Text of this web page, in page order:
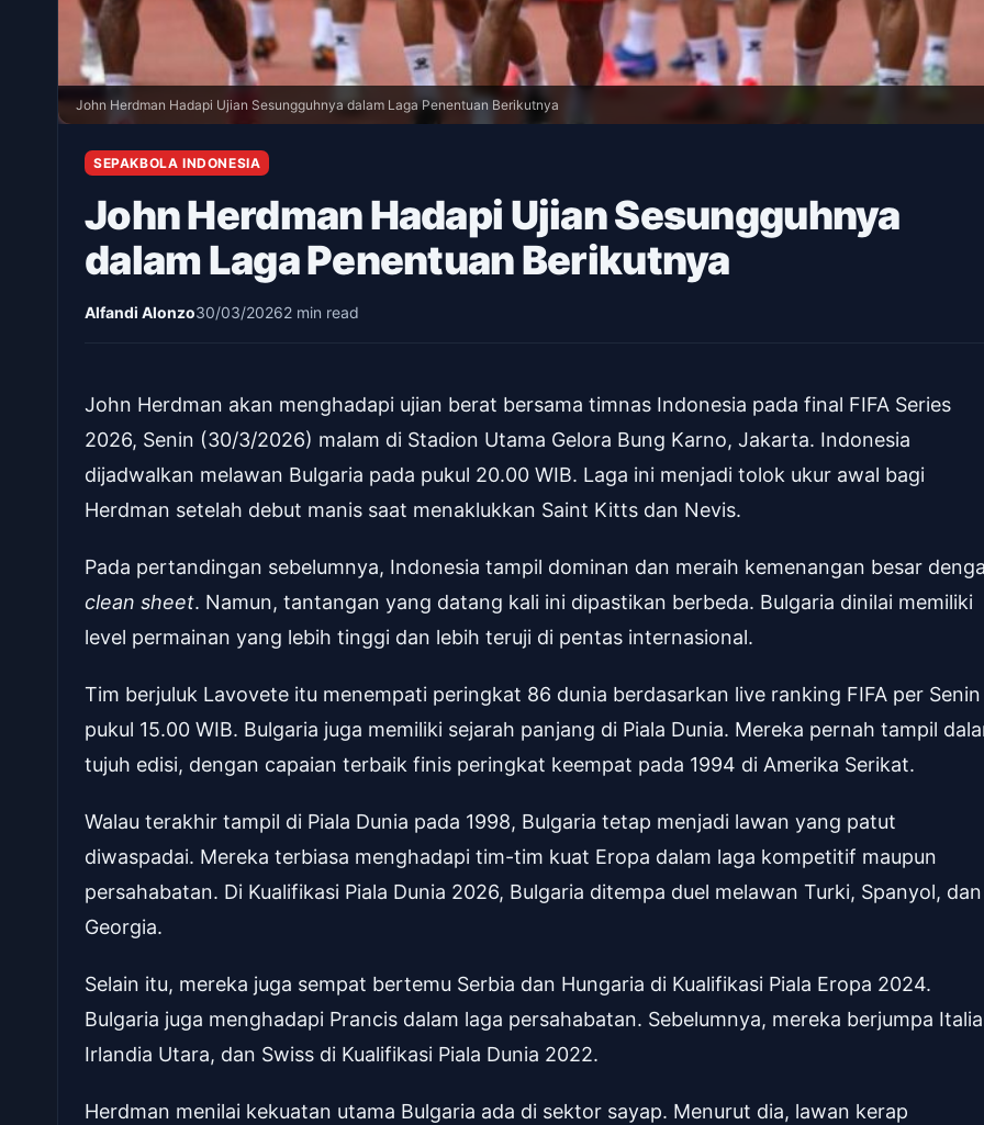
John Herdman Hadapi Ujian Sesungguhnya dalam Laga Penentuan Berikutnya
SEPAKBOLA INDONESIA
John Herdman Hadapi Ujian Sesungguhnya
dalam Laga Penentuan Berikutnya
Alfandi Alonzo30/03/20262 min read
John Herdman akan menghadapi ujian berat bersama timnas Indonesia pada final FIFA Series
2026, Senin (30/3/2026) malam di Stadion Utama Gelora Bung Karno, Jakarta. Indonesia
dijadwalkan melawan Bulgaria pada pukul 20.00 WIB. Laga ini menjadi tolok ukur awal bagi
Herdman setelah debut manis saat menaklukkan Saint Kitts dan Nevis.
Pada pertandingan sebelumnya, Indonesia tampil dominan dan meraih kemenangan besar
clean sheet. Namun, tantangan yang datang kali ini dipastikan berbeda. Bulgaria dinilai memiliki
level permainan yang lebih tinggi dan lebih teruji di pentas internasional.
Tim berjuluk Lavovete itu menempati peringkat 86 dunia berdasarkan live ranking FIFA per Senin
pukul 15.00 WIB. Bulgaria juga memiliki sejarah panjang di Piala Dunia. Mereka pernah tampil
tujuh edisi, dengan capaian terbaik finis peringkat keempat pada 1994 di Amerika Serikat.
Walau terakhir tampil di Piala Dunia pada 1998, Bulgaria tetap menjadi lawan yang patut
diwaspadai. Mereka terbiasa menghadapi tim-tim kuat Eropa dalam laga kompetitif maupun
persahabatan. Di Kualifikasi Piala Dunia 2026, Bulgaria ditempa duel melawan Turki, Spanyol, dan
Georgia.
Selain itu, mereka juga sempat bertemu Serbia dan Hungaria di Kualifikasi Piala Eropa 2024.
Bulgaria juga menghadapi Prancis dalam laga persahabatan. Sebelumnya, mereka berjumpa
Irlandia Utara, dan Swiss di Kualifikasi Piala Dunia 2022.
Herdman menilai kekuatan utama Bulgaria ada di sektor sayap. Menurut dia, lawan kerap